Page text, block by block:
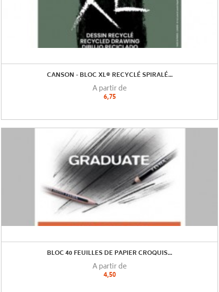
CANSON - BLOC XL® RECYCLÉ SPIRALÉ...
A partir de
6,75
BLOC 40 FEUILLES DE PAPIER CROQUIS...
A partir de
4,50